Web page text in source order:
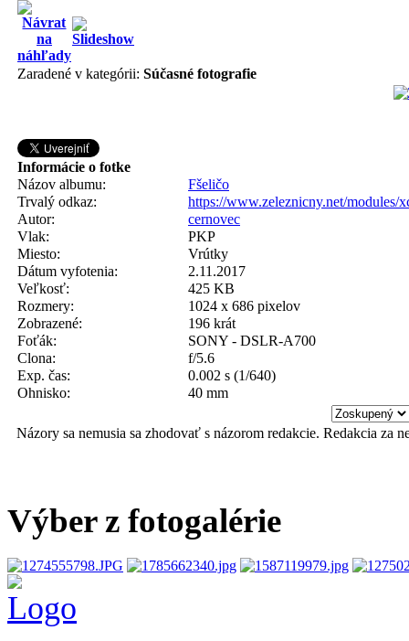
Zaradené v kategórii: Súčasné fotografie
Informácie o fotke
Názov albumu:
Fšeličo
Trvalý odkaz:
https://www.zeleznicny.net/modules/
Autor:
cernovec
Vlak:
PKP
Miesto:
Vrútky
Dátum vyfotenia:
2.11.2017
Veľkosť:
425 KB
Rozmery:
1024 x 686 pixelov
Zobrazené:
196 krát
Foťák:
SONY - DSLR-A700
Clona:
f/5.6
Exp. čas:
0.002 s (1/640)
Ohnisko:
40 mm
Názory sa nemusia sa zhodovať s názorom redakcie. Redakcia za
Výber z fotogalérie